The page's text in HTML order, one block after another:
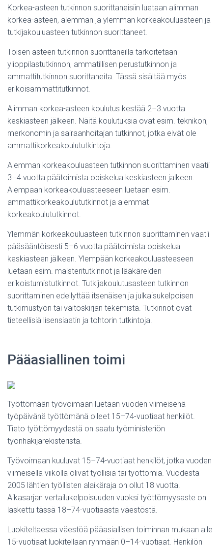
Korkea-asteen tutkinnon suorittaneisiin luetaan alimman
korkea-asteen, alemman ja ylemmän korkeakouluasteen ja
tutkijakouluasteen tutkinnon suorittaneet.
Toisen asteen tutkinnon suorittaneilla tarkoitetaan
ylioppilastutkinnon, ammatillisen perustutkinnon ja
ammattitutkinnon suorittaneita. Tässä sisältää myös
erikoisammattitutkinnot.
Alimman korkea-asteen koulutus kestää 2–3 vuotta
keskiasteen jälkeen. Näitä koulutuksia ovat esim. teknikon,
merkonomin ja sairaanhoitajan tutkinnot, jotka eivät ole
ammattikorkeakoulututkintoja.
Alemman korkeakouluasteen tutkinnon suorittaminen vaatii
3–4 vuotta päätoimista opiskelua keskiasteen jalkeen.
Alempaan korkeakouluasteeseen luetaan esim.
ammattikorkeakoulututkinnot ja alemmat
korkeakoulututkinnot.
Ylemmän korkeakouluasteen tutkinnon suorittaminen vaatii
pääsääntöisesti 5–6 vuotta päätoimista opiskelua
keskiasteen jälkeen. Ylempään korkeakouluasteeseen
luetaan esim. maisteritutkinnot ja lääkäreiden
erikoistumistutkinnot. Tutkijakoulutusasteen tutkinnon
suorittaminen edellyttää itsenäisen ja julkaisukelpoisen
tutkimustyön tai väitöskirjan tekemistä. Tutkinnot ovat
tieteellisiä lisensiaatin ja tohtorin tutkintoja.
Pääasiallinen toimi
Työttömään työvoimaan luetaan vuoden viimeisenä
työpäivänä työttömänä olleet 15–74-vuotiaat henkilöt.
Tieto työttömyydestä on saatu työministeriön
työnhakijarekisteristä.
Työvoimaan kuuluvat 15–74-vuotiaat henkilöt, jotka vuoden
viimeisellä viikolla olivat työllisiä tai työttömiä. Vuodesta
2005 lähtien työllisten alaikäraja on ollut 18 vuotta.
Aikasarjan vertailukelpoisuuden vuoksi työttömyysaste on
laskettu tässä 18–74-vuotiaasta väestöstä.
Luokiteltaessa väestöä pääasiallisen toiminnan mukaan alle
15-vuotiaat luokitellaan ryhmään 0–14-vuotiaat. Henkilön